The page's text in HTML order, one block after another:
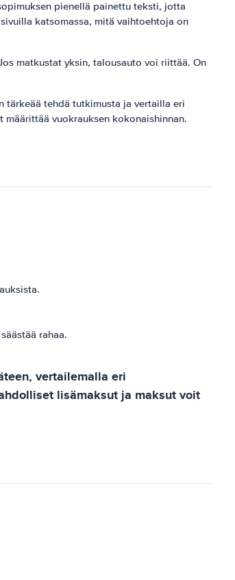
pienellä painettu teksti, jotta
katsomassa, mitä vaihtoehtoja on
matkustat yksin, talousauto voi riittää. On
tärkeää tehdä tutkimusta ja vertailla eri
vuokrauksen kokonaishinnan.
rahaa.
vertailemalla eri
lisämaksut ja maksut voit